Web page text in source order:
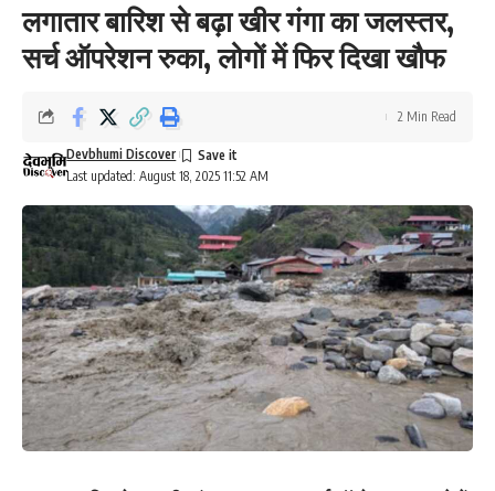
लगातार बारिश से बढ़ा खीर गंगा का जलस्तर,
सर्च ऑपरेशन रुका, लोगों में फिर दिखा खौफ
Last updated: August 18, 2025 11:52 AM
Devbhumi Discover
2 Min Read